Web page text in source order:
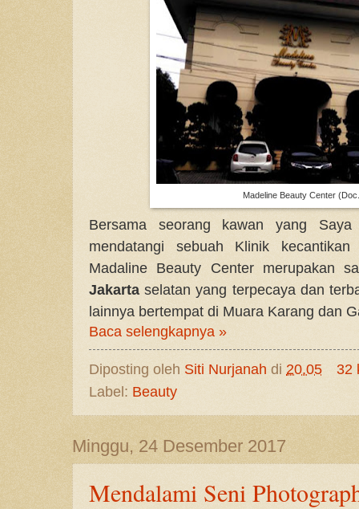
Madeline Beauty Center
Bersama seorang kawan yang
mendatangi sebuah Klinik
Madaline Beauty Center merupakan
Jakarta selatan yang terpecaya dan
lainnya bertempat di Muara Karang dan
Baca selengkapnya »
Diposting oleh Siti Nurjanah di 20.05
32
Label: Beauty
Minggu, 24 Desember 2017
Mendalami Seni